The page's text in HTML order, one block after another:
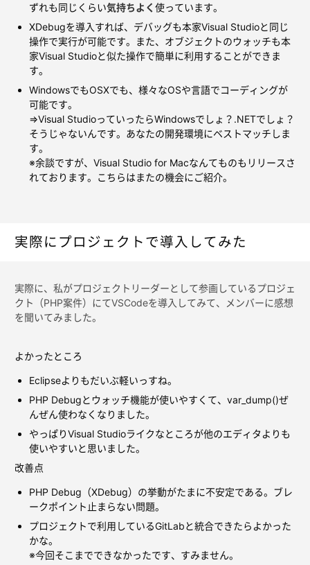
ずれも同じくらい気持ちよく 使っています。
XDebugを導入すれば、デバッグも本家Visual Studioと同じ
操作で実行が可能です。また、オブジェクトのウォッチも本
家Visual Studioと似た操作で簡単に利用することができま
す。
WindowsでもOSXでも、様々なOSや言語でコーディングが
可能です。
⇒Visual StudioっていったらWindowsでしょ？.NETでしょ？
そうじゃないんです。あなたの開発環境にベストマッチしま
す。
※余談ですが、Visual Studio for Macなんてものもリリースさ
れております。こちらはまたの機会にご紹介。
実際にプロジェクトで導入してみた
実際に、私がプロジェクトリーダーとして参画しているプロジェ
クト（PHP案件）にてVSCodeを導入してみて、メンバーに感想
を聞いてみました。
よかったところ
Eclipseよりもだいぶ軽いっすね。
PHP Debugとウォッチ機能が使いやすくて、var_dump()ぜ
んぜん使わなくなりました。
やっぱりVisual Studioライクなところが他のエディタよりも
使いやすいと思いました。
改善点
PHP Debug（XDebug）の挙動がたまに不安定である。ブレ
ークポイント止まらない問題。
プロジェクトで利用しているGitLabと統合できたらよかった
かな。
※今回そこまでできなかったです、すみません。